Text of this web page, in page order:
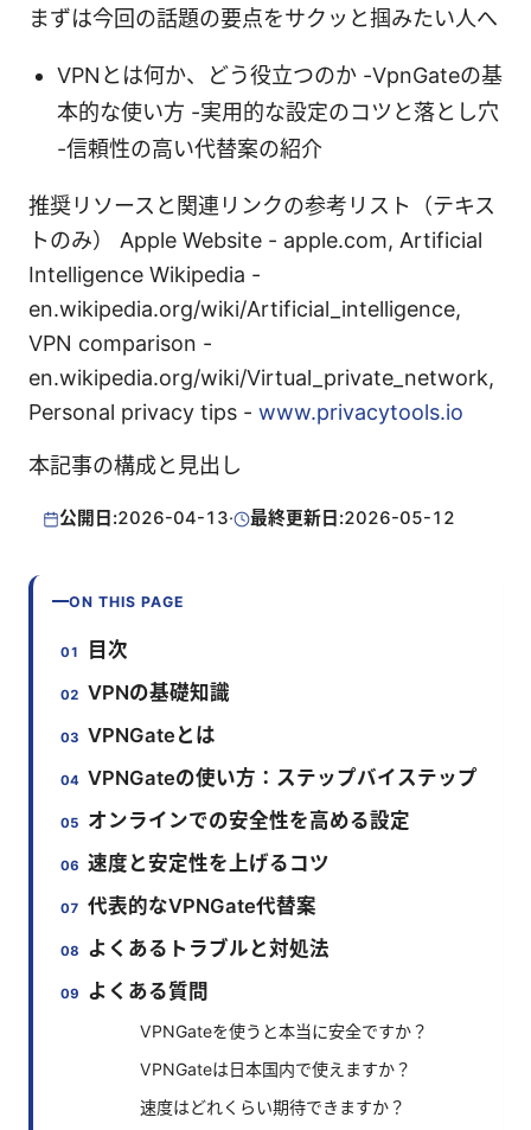
まずは今回の話題の要点をサクッと掴みたい人へ
VPNとは何か、どう役立つのか -VpnGateの基
本的な使い方 -実用的な設定のコツと落とし穴
-信頼性の高い代替案の紹介
推奨リソースと関連リンクの参考リスト（テキス
トのみ） Apple Website - apple.com, Artificial
Intelligence Wikipedia -
en.wikipedia.org/wiki/Artificial_intelligence,
VPN comparison -
en.wikipedia.org/wiki/Virtual_private_network,
Personal privacy tips - www.privacytools.io
本記事の構成と見出し
公開日:2026-04-13· 最終更新日:2026-05-12
ON THIS PAGE
目次
VPNの基礎知識
VPNGateとは
VPNGateの使い方：ステップバイステップ
オンラインでの安全性を高める設定
速度と安定性を上げるコツ
代表的なVPNGate代替案
よくあるトラブルと対処法
よくある質問
VPNGateを使うと本当に安全ですか？
VPNGateは日本国内で使えますか？
速度はどれくらい期待できますか？